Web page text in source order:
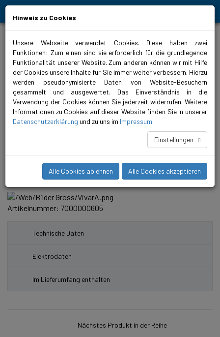
Produkte
biral.de > Produkte > Heizung > Inlinepumpen geregelt > VivarA
VivarA S 50-12 270
Die VivarA ist eine geregelte, kompakte und langlebige
Inlinepumpe mit höchster Energieeffizienz (iE5). Diese neue
Pumpenfamilie fördert Medien in Temperaturbereichen von
-20°C bis +140°C und ist somit für alle gängigen HLKK-
und der Biral ONE App (iOS/Android) konfigurieren, überwachen
und analysieren Sie die Pumpe bequem mit Ihrem Smartphone.
Artikelnummer: 7000000605
Technische Daten
Elektrodaten
Im Lieferumfang enthalten
Nächstes Produkt in der Reihe
Hinweis zu Cookies
Unsere Webseite verwendet Cookies. Diese haben zwei
Funktionen: Zum einen sind sie erforderlich für die grundlegende
Funktionalität unserer Website. Zum anderen können wir mit Hilfe
der Cookies unsere Inhalte für Sie immer weiter verbessern. Hierzu
werden pseudonymisierte Daten von Website-Besuchern
gesammelt und ausgewertet. Das Einverständnis in die
Verwendung der Cookies können Sie jederzeit widerrufen. Weitere
Informationen zu Cookies auf dieser Website finden Sie in unserer
Datenschutzerklärung und zu uns im Impressum.
Einstellungen
Alle Cookies ablehnen Alle Cookies akzeptieren